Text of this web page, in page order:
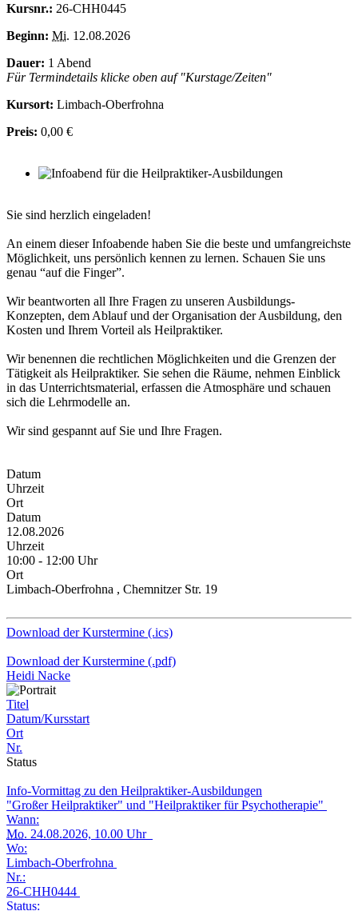
Kursnr.: 26-CHH0445
Beginn: Mi. 12.08.2026
Dauer: 1 Abend
Für Termindetails klicke oben auf "Kurstage/Zeiten"
Kursort: Limbach-Oberfrohna
Preis: 0,00 €
Sie sind herzlich eingeladen!
An einem dieser Infoabende haben Sie die beste und umfangreichste
Möglichkeit, uns persönlich kennen zu lernen. Schauen Sie uns
genau “auf die Finger”.
Wir beantworten all Ihre Fragen zu unseren Ausbildungs-
Konzepten, dem Ablauf und der Organisation der Ausbildung, den
Kosten und Ihrem Vorteil als Heilpraktiker.
Wir benennen die rechtlichen Möglichkeiten und die Grenzen der
Tätigkeit als Heilpraktiker. Sie sehen die Räume, nehmen Einblick
in das Unterrichtsmaterial, erfassen die Atmosphäre und schauen
sich die Lehrmodelle an.
Wir sind gespannt auf Sie und Ihre Fragen.
Datum
Uhrzeit
Ort
Datum
12.08.2026
Uhrzeit
10:00 - 12:00 Uhr
Ort
Limbach-Oberfrohna , Chemnitzer Str. 19
Download der Kurstermine (.ics)
Download der Kurstermine (.pdf)
Heidi Nacke
Titel
Datum/Kursstart
Ort
Nr.
Status
Info-Vormittag zu den Heilpraktiker-Ausbildungen
"Großer Heilpraktiker" und "Heilpraktiker für Psychotherapie"
Wann:
Mo. 24.08.2026, 10.00 Uhr
Wo:
Limbach-Oberfrohna
Nr.:
26-CHH0444
Status: